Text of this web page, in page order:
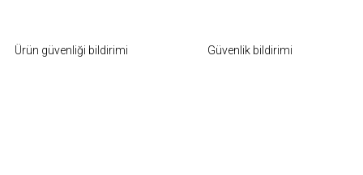
Ürün güvenliği bildirimi Güvenlik bildirimi